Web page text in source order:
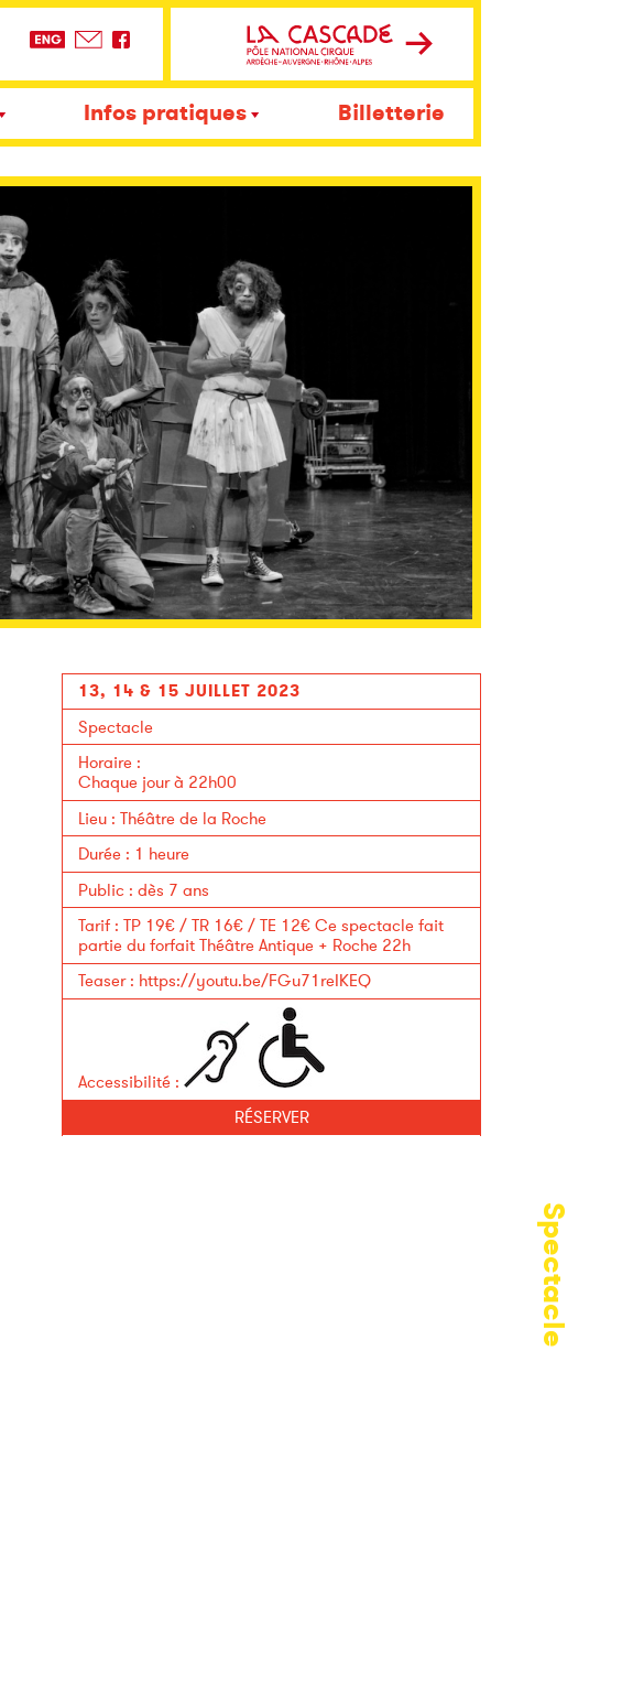
Infos pratiques Billetterie
Spectacle
13, 14 & 15 JUILLET 2023
Spectacle
Horaire:
Chaque jour à 22h00
Lieu: Théâtre de la Roche
Durée: 1 heure
Public : dès 7 ans
Tarif: TP 19€ / TR 16€ / TE 12€ Ce spectacle fait
partie du forfait Théâtre Antique + Roche 22h
Teaser: https://youtu.be/FGu71reIKEQ
Accessibilité:
RÉSERVER